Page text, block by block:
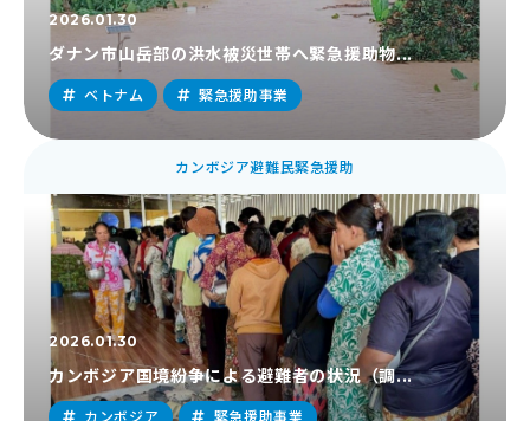
2026.01.30
ダナン市山岳部の洪水被災世帯へ緊急援助物...
ベトナム 緊急援助事業
カンボジア避難民緊急援助
2026.01.30
カンボジア国境紛争による避難者の状況（調...
カンボジア 緊急援助事業